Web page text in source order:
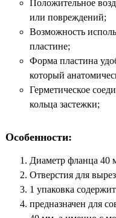
Положительное
или повреждений;
Возможность
пластине;
Форма пластина
который
Герметическое
кольца застежки;
Особенности:
Диаметр фланца 40
Отверстия для
1 упаковка
предназначен для